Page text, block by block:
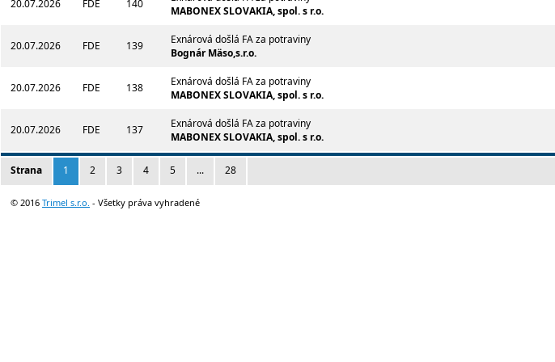
20.07.2026 FDE 140
MABONEX SLOVAKIA, spol. s r.o.
20.07.2026 FDE 139
Exnárová došlá FA za potraviny
Bognár Mäso,s.r.o.
20.07.2026 FDE 138
Exnárová došlá FA za potraviny
MABONEX SLOVAKIA, spol. s r.o.
20.07.2026 FDE 137
Exnárová došlá FA za potraviny
MABONEX SLOVAKIA, spol. s r.o.
Strana 1 2 3 4 5 ... 28
© 2016 Trimel s.r.o. - Všetky práva vyhradené